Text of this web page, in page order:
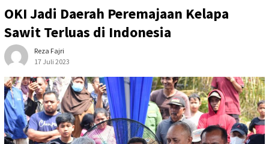
OKI Jadi Daerah Peremajaan Kelapa
Sawit Terluas di Indonesia
Reza Fajri
17 Juli 2023